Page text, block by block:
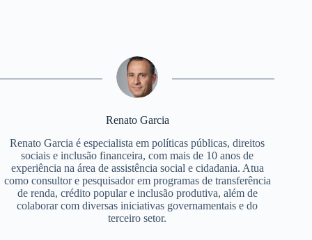
Renato Garcia
Renato Garcia é especialista em políticas públicas, direitos
sociais e inclusão financeira, com mais de 10 anos de
experiência na área de assistência social e cidadania. Atua
como consultor e pesquisador em programas de transferência
de renda, crédito popular e inclusão produtiva, além de
colaborar com diversas iniciativas governamentais e do
terceiro setor.